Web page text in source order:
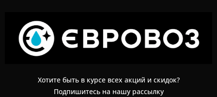
Хотите быть в курсе всех акций и скидок?
Подпишитесь на нашу рассылку